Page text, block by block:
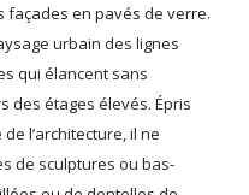
façades en pavés de verre.
urbain des lignes
qui élancent sans
des étages élevés. Épris
l’architecture, il ne
de sculptures ou bas-